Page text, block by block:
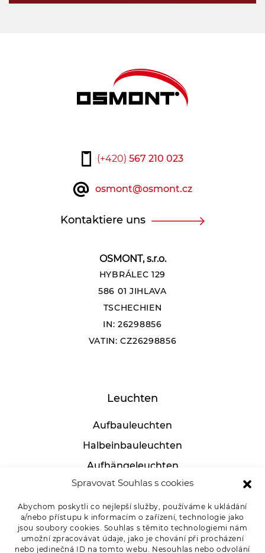
Spravovat Souhlas s cookies
Abychom poskytli co nejlepší služby, používáme k ukládání
a/nebo přístupu k informacím o zařízení, technologie jako
jsou soubory cookies. Souhlas s těmito technologiemi nám
umožní zpracovávat údaje, jako je chování při procházení
nebo jedinečná ID na tomto webu. Nesouhlas nebo odvolání
OSMONT, s.r.o.
HYBRÁLEC 129
586 01 JIHLAVA
TSCHECHIEN
IN: 26298856
VATIN: CZ26298856
Leuchten
Aufbauleuchten
Halbeinbauleuchten
Aufhängeleuchten
Industrielle leuchten
Tischlampen
(+420) 567 210 023
osmont@osmont.cz
Kontaktiere uns